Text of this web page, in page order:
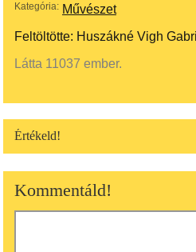
Kategória: Művészet
Feltöltötte: Huszákné Vigh
Látta 11037 ember.
Értékeld!
Kommentáld!